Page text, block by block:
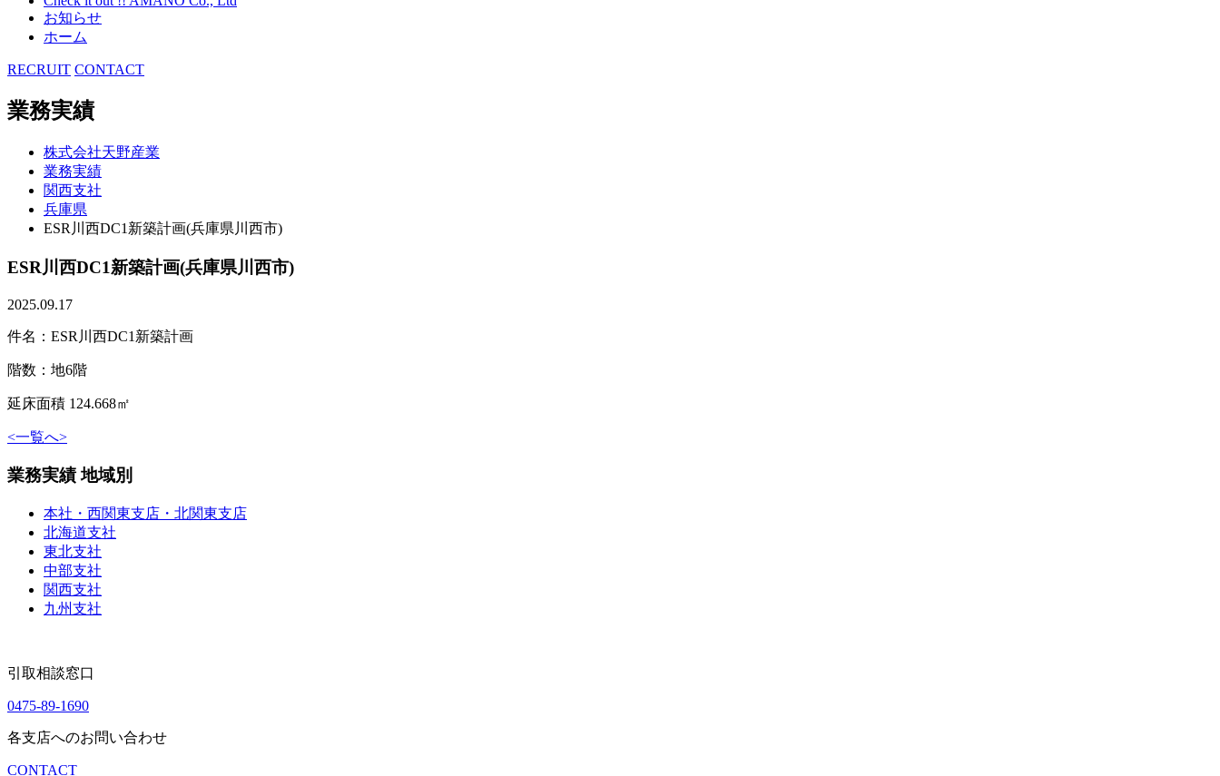
お知らせ
ホーム
RECRUIT CONTACT
業務実績
株式会社天野産業
業務実績
関西支社
兵庫県
ESR川西DC1新築計画(兵庫県川西市)
ESR川西DC1新築計画(兵庫県川西市)
2025.09.17
件名：ESR川西DC1新築計画
階数：地6階
延床面積 124.668㎡
<一覧へ>
業務実績 地域別
本社・西関東支店・北関東支店
北海道支社
東北支社
中部支社
関西支社
九州支社
引取相談窓口
0475-89-1690
各支店へのお問い合わせ
CONTACT